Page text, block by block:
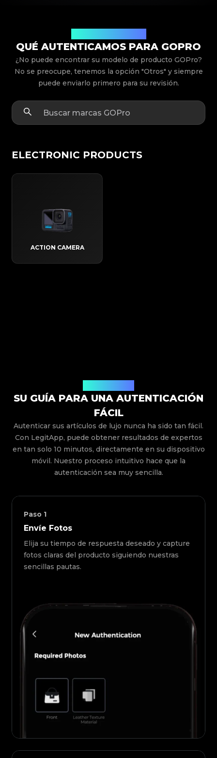
QUÉ AUTENTICAMOS PARA GOPRO
¿No puede encontrar su modelo de producto GOPro?
No se preocupe, tenemos la opción "Otros" y siempre
puede enviarlo primero para su revisión.
ELECTRONIC PRODUCTS
ACTION CAMERA
SU GUÍA PARA UNA AUTENTICACIÓN
FÁCIL
Autenticar sus artículos de lujo nunca ha sido tan fácil.
Con LegitApp, puede obtener resultados de expertos
en tan solo 10 minutos, directamente en su dispositivo
móvil. Nuestro proceso intuitivo hace que la
autenticación sea muy sencilla.
Paso 1
Envíe Fotos
Elija su tiempo de respuesta deseado y capture
fotos claras del producto siguiendo nuestras
sencillas pautas.